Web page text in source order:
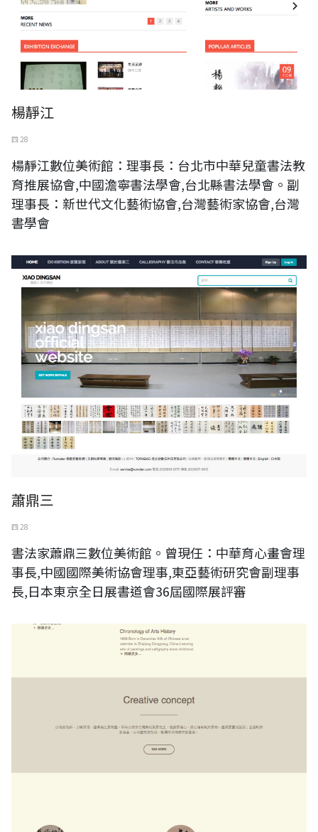
楊靜江
四 28
楊靜江數位美術館：理事長：台北市中華兒童書法教
育推展協會,中國澹寧書法學會,台北縣書法學會。副
理事長：新世代文化藝術協會,台灣藝術家協會,台灣
書學會
蕭鼎三
四 28
書法家蕭鼎三數位美術館。曾現任：中華育心畫會理
事長,中國國際美術協會理事,東亞藝術研究會副理事
長,日本東京全日展書道會36屆國際展評審